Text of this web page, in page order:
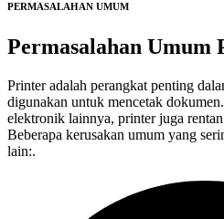
PERMASALAHAN UMUM
Permasalahan Umum
Printer adalah perangkat penting
digunakan untuk mencetak
elektronik lainnya, printer juga
Beberapa kerusakan umum yang
lain:.